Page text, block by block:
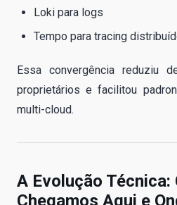
Loki para logs
Tempo para tracing
Essa convergência reduziu
proprietários e facilitou
multi-cloud.
A Evolução Técnica:
Chegamos Aqui e